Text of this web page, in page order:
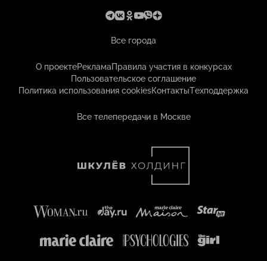
Все города
О проектеРекламаПравила участия в конкурсах
Пользовательское соглашение
Политика использования cookiesКонтактыТехподдержка
Все телепередачи в Москве